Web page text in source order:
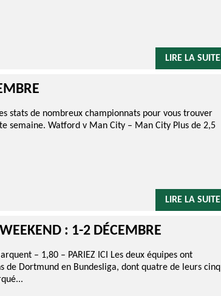
LIRE LA SUITE
stats de nombreux championnats pour vous trouver
semaine. Watford v Man City – Man City Plus de 2,5
LIRE LA SUITE
: 1-2 DÉCEMBRE
– 1,80 – PARIEZ ICI Les deux équipes ont
de Dortmund en Bundesliga, dont quatre de leurs cinq